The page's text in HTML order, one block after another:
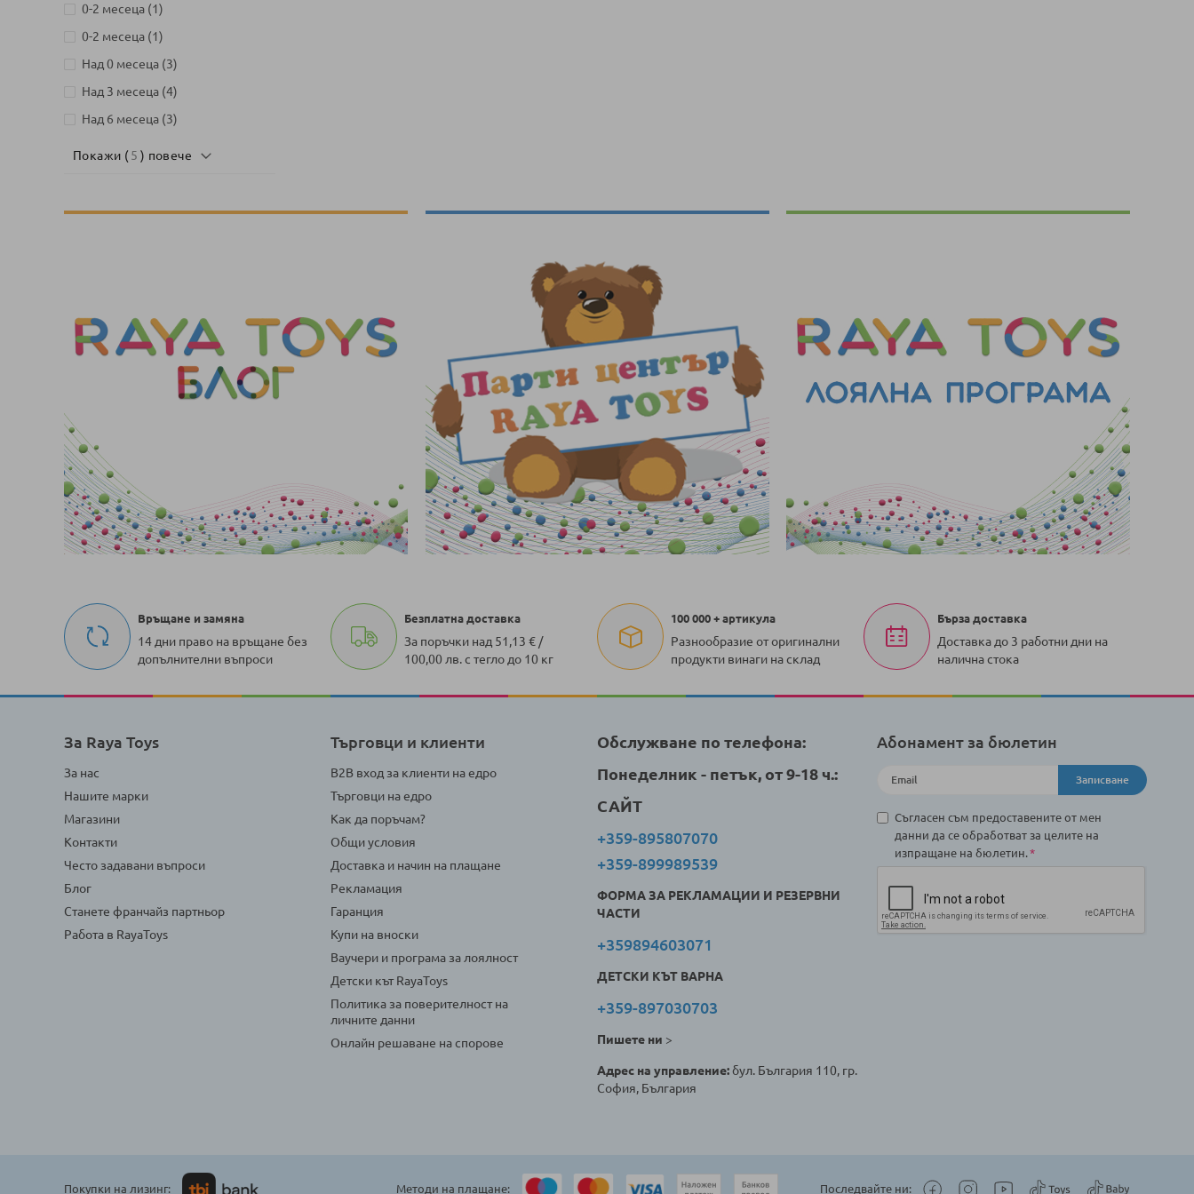
0-2 месеца 1
артикул
0-2 месеца 1
артикул
Над 0 месеца 3
артикули
Над 3 месеца 4
артикули
Над 6 месеца 3
артикули
Покажи (5 ) повече
Връщане и замяна
14 дни право на връщане без
допълнителни въпроси
Безплатна доставка
За поръчки над 51,13 € /
100,00 лв. с тегло до 10 кг
100 000 + артикула
Разнообразие от оригинални
продукти винаги на склад
Бърза доставка
Доставка до 3 работни дни на
налична стока
За Raya Toys
За нас
Нашите марки
Магазини
Контакти
Често задавани въпроси
Блог
Станете франчайз партньор
Работа в RayaToys
Търговци и клиенти
B2B вход за клиенти на едро
Търговци на едро
Как да поръчам?
Общи условия
Доставка и начин на плащане
Рекламация
Гаранция
Купи на вноски
Ваучери и програма за лоялност
Детски кът RayaToys
Политика за поверителност на
личните данни
Онлайн решаване на спорове
Обслужване по телефона:
Понеделник - петък, от 9-18 ч.:
САЙТ
+359-895807070
+359-899989539
ФОРМА ЗА РЕКЛАМАЦИИ И РЕЗЕРВНИ
ЧАСТИ
+359894603071
ДЕТСКИ КЪТ ВАРНА
+359-897030703
Пишете ни >
Адрес на управление:бул. България 110, гр.
София, България
Абонамент за бюлетин
Записване
Съгласен съм предоставените от мен
данни да се обработват за целите на
изпращане на бюлетин.
Покупки на лизинг: Методи на плащане: Последвайте ни: